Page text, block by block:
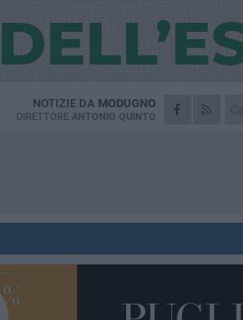
NOTIZIE DA MODUGNO
DIRETTORE ANTONIO QUINTO